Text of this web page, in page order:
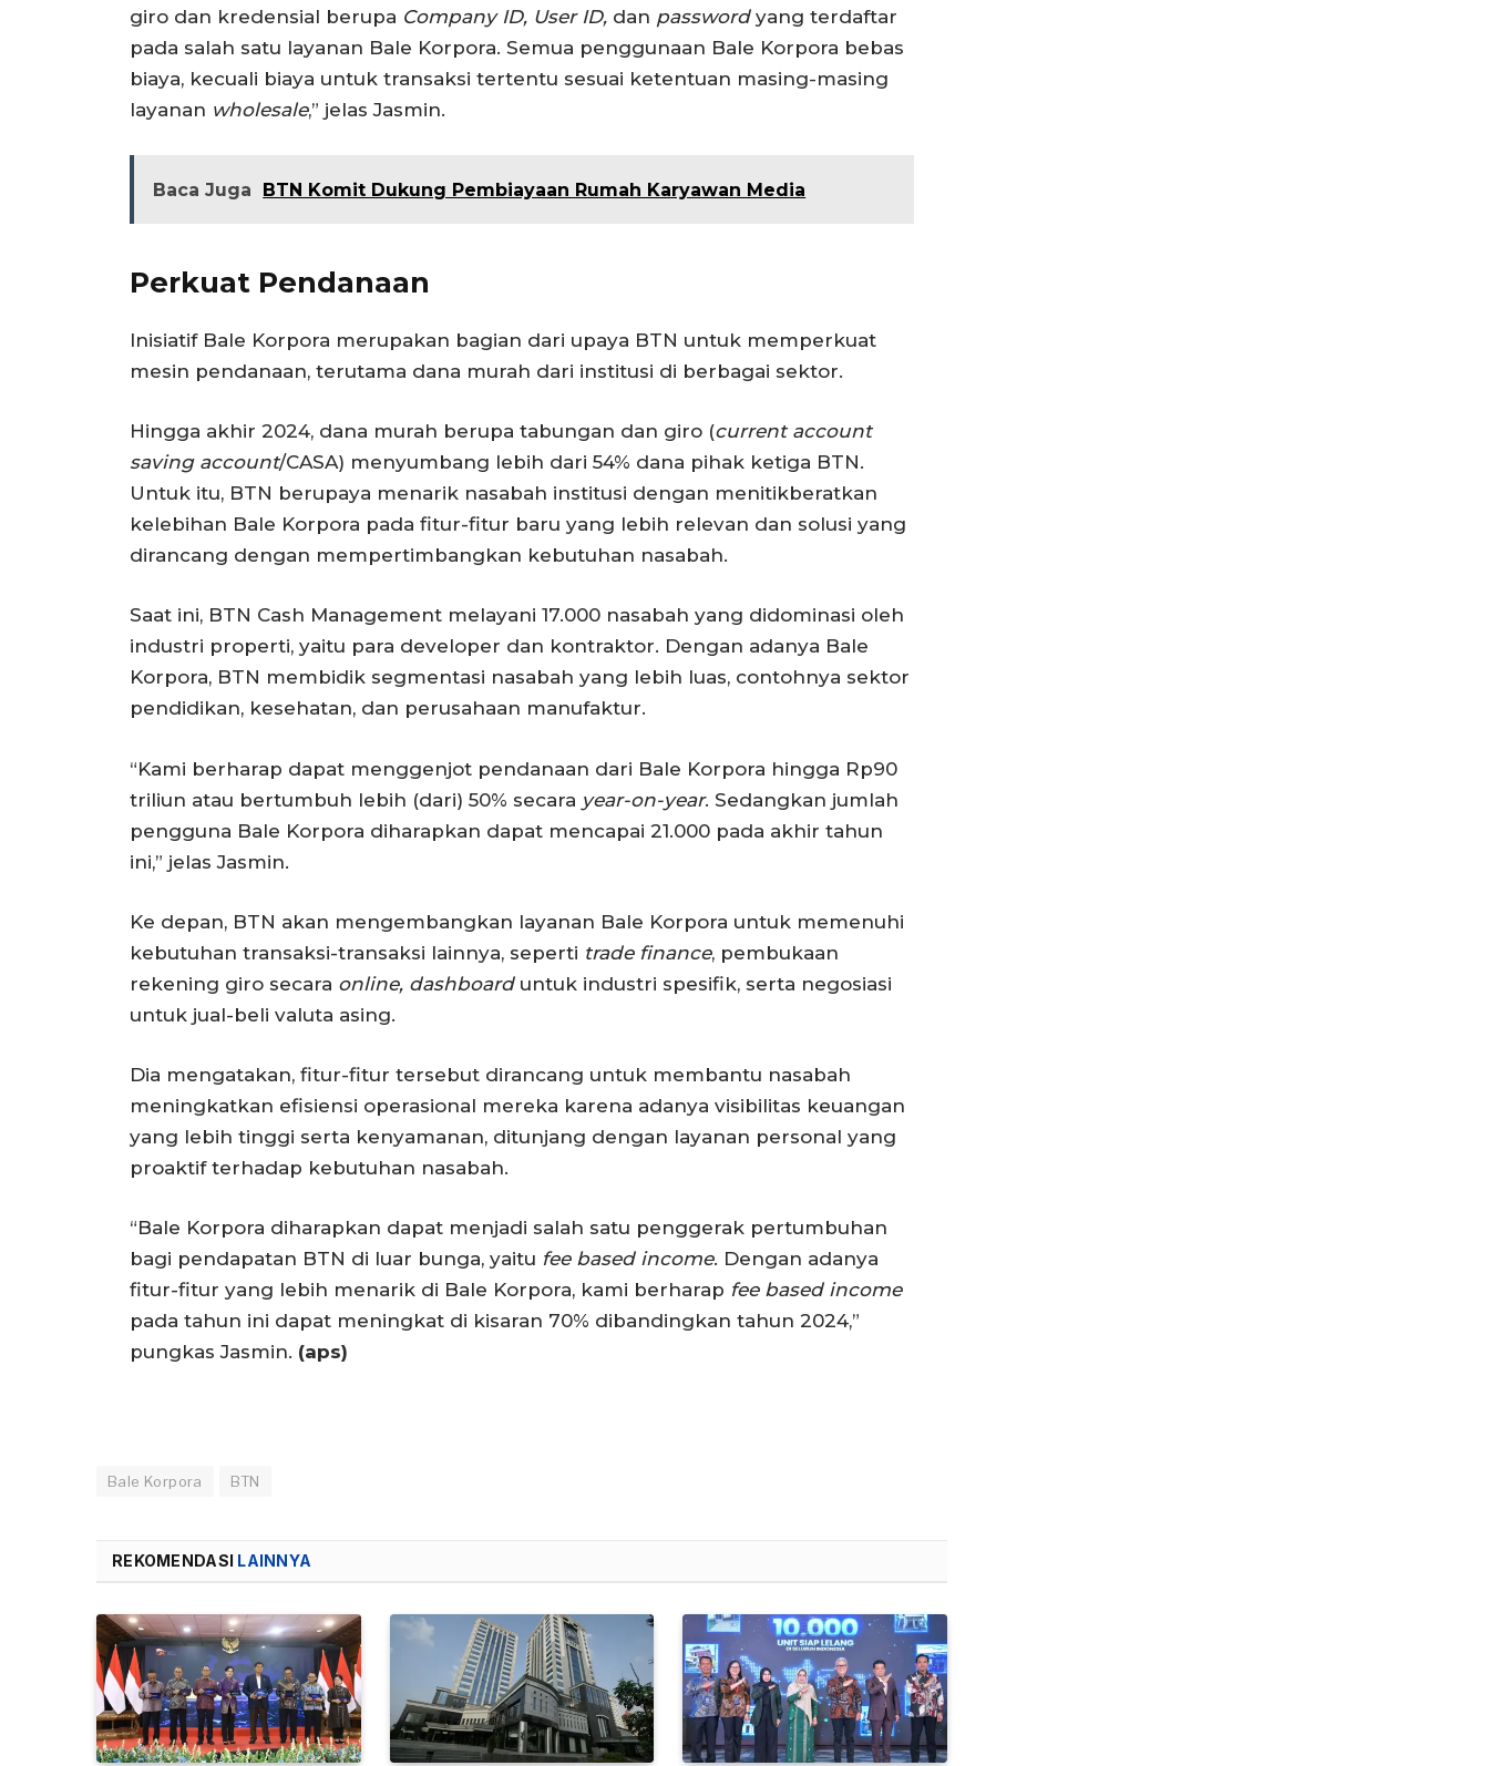
giro dan kredensial berupa Company ID, User ID, dan passwordyang terdaftar
pada salah satu layanan Bale Korpora. Semua penggunaan Bale Korpora bebas
biaya, kecuali biaya untuk transaksi tertentu sesuai ketentuan masing-masing
layanan wholesale,” jelas Jasmin.
Baca Juga BTN Komit Dukung Pembiayaan Rumah Karyawan Media
Perkuat Pendanaan
Inisiatif Bale Korpora merupakan bagian dari upaya BTN untuk memperkuat
mesin pendanaan, terutama dana murah dari institusi di berbagai sektor.
Hingga akhir 2024, dana murah berupa tabungan dan giro (current account
saving account/CASA) menyumbang lebih dari 54% dana pihak ketiga BTN.
Untuk itu, BTN berupaya menarik nasabah institusi dengan menitikberatkan
kelebihan Bale Korpora pada fitur-fitur baru yang lebih relevan dan solusi yang
dirancang dengan mempertimbangkan kebutuhan nasabah.
Saat ini, BTN Cash Management melayani 17.000 nasabah yang didominasi oleh
industri properti, yaitu para developer dan kontraktor. Dengan adanya Bale
Korpora, BTN membidik segmentasi nasabah yang lebih luas, contohnya sektor
pendidikan, kesehatan, dan perusahaan manufaktur.
“Kami berharap dapat menggenjot pendanaan dari Bale Korpora hingga Rp90
triliun atau bertumbuh lebih (dari) 50% secara year-on-year. Sedangkan jumlah
pengguna Bale Korpora diharapkan dapat mencapai 21.000 pada akhir tahun
ini,” jelas Jasmin.
Ke depan, BTN akan mengembangkan layanan Bale Korpora untuk memenuhi
kebutuhan transaksi-transaksi lainnya, seperti trade finance, pembukaan
rekening giro secara online, dashboard untuk industri spesifik, serta negosiasi
untuk jual-beli valuta asing.
Dia mengatakan, fitur-fitur tersebut dirancang untuk membantu nasabah
meningkatkan efisiensi operasional mereka karena adanya visibilitas keuangan
yang lebih tinggi serta kenyamanan, ditunjang dengan layanan personal yang
proaktif terhadap kebutuhan nasabah.
“Bale Korpora diharapkan dapat menjadi salah satu penggerak pertumbuhan
bagi pendapatan BTN di luar bunga, yaitu fee based income. Dengan adanya
fitur-fitur yang lebih menarik di Bale Korpora, kami berharap fee based income
pada tahun ini dapat meningkat di kisaran 70% dibandingkan tahun 2024,”
pungkas Jasmin. (aps)
Bale Korpora BTN
REKOMENDASI LAINNYA